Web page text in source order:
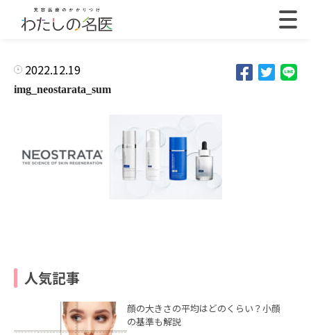
2022.12.19
img_neostarata_sum
人気記事
顔の大きさの平均はどのくらい？小顔
の基準も解説